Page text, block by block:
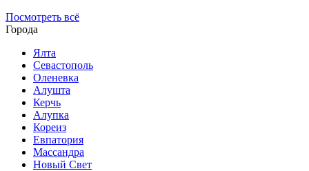
Посмотреть всё
Города
Ялта
Севастополь
Оленевка
Алушта
Керчь
Алупка
Кореиз
Евпатория
Массандра
Новый Свет